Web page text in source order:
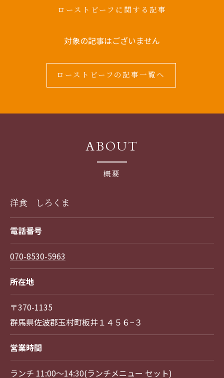
ローストビーフに関する記事
対象の記事はございません
ローストビーフの記事一覧へ
ABOUT
概要
洋食 しろくま
電話番号
070-8530-5963
所在地
〒370-1135
群馬県佐波郡玉村町板井１４５６−３
営業時間
ランチ 11:00～14:30(ランチメニュー セット)